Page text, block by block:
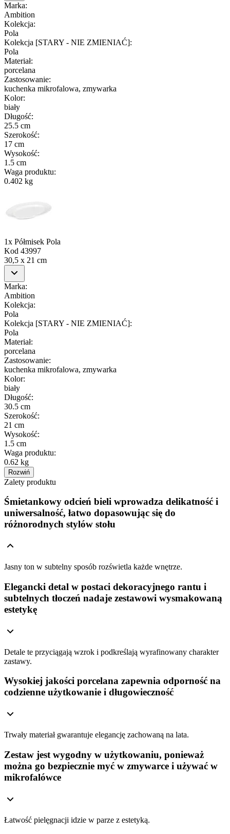
Marka:
Ambition
Kolekcja:
Pola
Kolekcja [STARY - NIE ZMIENIAĆ]:
Pola
Materiał:
porcelana
Zastosowanie:
kuchenka mikrofalowa, zmywarka
Kolor:
biały
Długość:
25.5 cm
Szerokość:
17 cm
Wysokość:
1.5 cm
Waga produktu:
0.402 kg
1x Półmisek Pola
Kod 43997
30,5 x 21 cm
Marka:
Ambition
Kolekcja:
Pola
Kolekcja [STARY - NIE ZMIENIAĆ]:
Pola
Materiał:
porcelana
Zastosowanie:
kuchenka mikrofalowa, zmywarka
Kolor:
biały
Długość:
30.5 cm
Szerokość:
21 cm
Wysokość:
1.5 cm
Waga produktu:
0.62 kg
Rozwiń
Zalety produktu
Śmietankowy odcień bieli wprowadza delikatność i
uniwersalność, łatwo dopasowując się do
różnorodnych stylów stołu
Jasny ton w subtelny sposób rozświetla każde wnętrze.
Elegancki detal w postaci dekoracyjnego rantu i
subtelnych tłoczeń nadaje zestawowi wysmakowaną
estetykę
Detale te przyciągają wzrok i podkreślają wyrafinowany charakter
zastawy.
Wysokiej jakości porcelana zapewnia odporność na
codzienne użytkowanie i długowieczność
Trwały materiał gwarantuje elegancję zachowaną na lata.
Zestaw jest wygodny w użytkowaniu, ponieważ
można go bezpiecznie myć w zmywarce i używać w
mikrofalówce
Łatwość pielęgnacji idzie w parze z estetyką.